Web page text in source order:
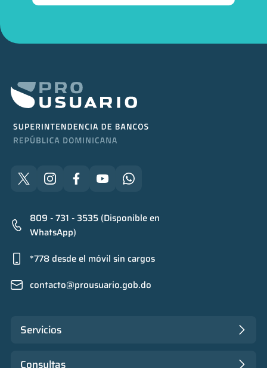
809 - 731 - 3535 (Disponible en
WhatsApp)
*778 desde el móvil sin cargos
contacto@prousuario.gob.do
Servicios
Consultas